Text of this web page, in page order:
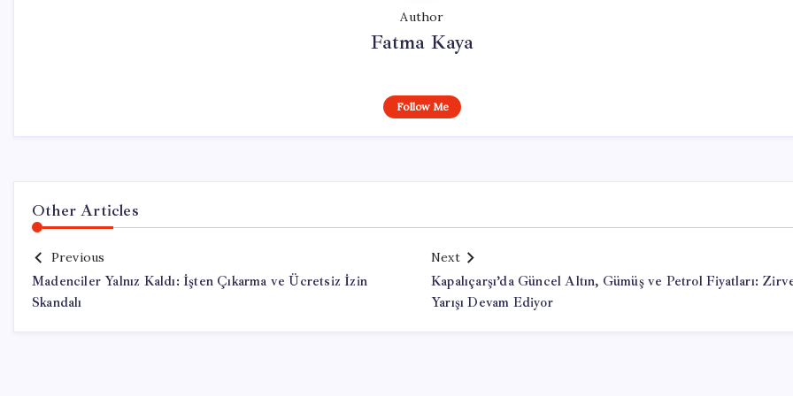
Author
Fatma Kaya
Follow Me
Other Articles
Previous
Madenciler Yalnız Kaldı: İşten Çıkarma ve Ücretsiz İzin
Skandalı
Next
Kapalıçarşı’da Güncel Altın, Gümüş ve Petrol Fiyatları:
Yarışı Devam Ediyor